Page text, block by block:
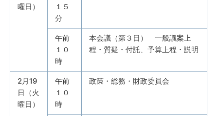
曜日）
１５
分
午前
１０
時
本会議（第３日） 一般議案上
程・質疑・付託、予算上程・説明
2月19
日（火
曜日）
午前
１０
時
政策・総務・財政委員会